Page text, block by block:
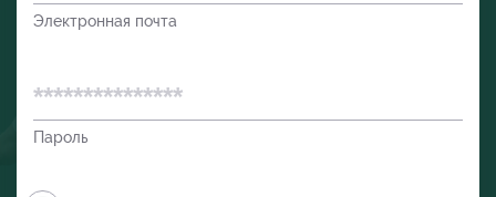
Электронная почта
Пароль